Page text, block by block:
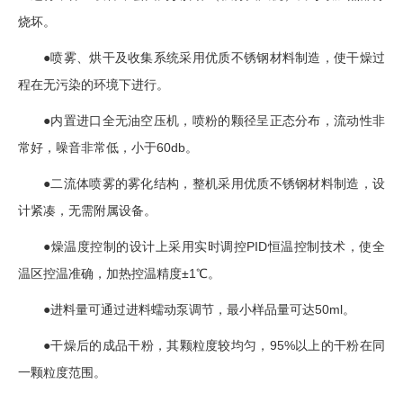
烧坏。
●喷雾、烘干及收集系统采用优质不锈钢材料制造，使干燥过
程在无污染的环境下进行。
●内置进口全无油空压机，喷粉的颗径呈正态分布，流动性非
常好，噪音非常低，小于60db。
●二流体喷雾的雾化结构，整机采用优质不锈钢材料制造，设
计紧凑，无需附属设备。
●燥温度控制的设计上采用实时调控PID恒温控制技术，使全
温区控温准确，加热控温精度±1℃。
●进料量可通过进料蠕动泵调节，最小样品量可达50ml。
●干燥后的成品干粉，其颗粒度较均匀，95%以上的干粉在同
一颗粒度范围。